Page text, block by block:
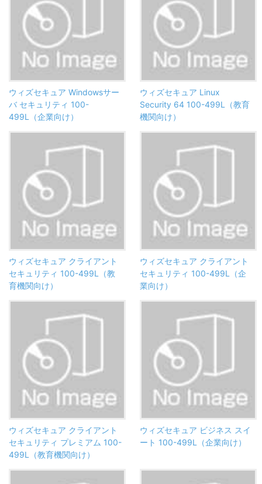
ウィズセキュア Windowsサー
バ セキュリティ 100-
499L（企業向け）
ウィズセキュア Linux
Security 64 100-499L（教育
機関向け）
ウィズセキュア クライアント
セキュリティ 100-499L（教
育機関向け）
ウィズセキュア クライアント
セキュリティ 100-499L（企
業向け）
ウィズセキュア クライアント
セキュリティ プレミアム 100-
499L（教育機関向け）
ウィズセキュア ビジネス スイ
ート 100-499L（企業向け）